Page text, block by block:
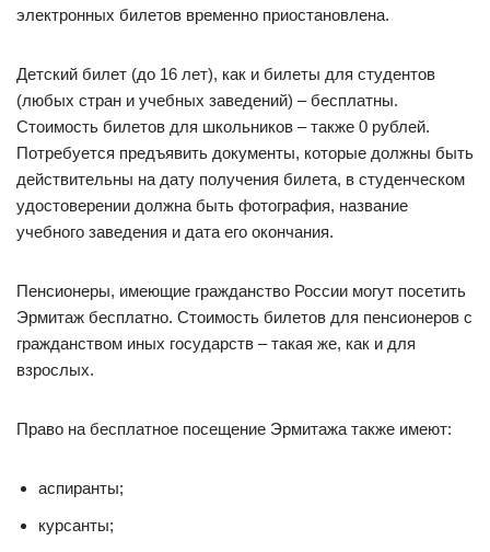
электронных билетов временно приостановлена.
Детский билет (до 16 лет), как и билеты для студентов
(любых стран и учебных заведений) – бесплатны.
Стоимость билетов для школьников – также 0 рублей.
Потребуется предъявить документы, которые должны быть
действительны на дату получения билета, в студенческом
удостоверении должна быть фотография, название
учебного заведения и дата его окончания.
Пенсионеры, имеющие гражданство России могут посетить
Эрмитаж бесплатно. Стоимость билетов для пенсионеров с
гражданством иных государств – такая же, как и для
взрослых.
Право на бесплатное посещение Эрмитажа также имеют:
аспиранты;
курсанты;